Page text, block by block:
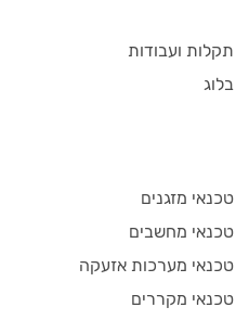
תקלות ועבודות
בלוג
טכנאי מזגנים
טכנאי מחשבים
טכנאי מערכות אזעקה
טכנאי מקררים